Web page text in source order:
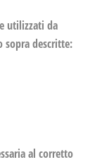
utilizzati da
sopra descritte:
al corretto